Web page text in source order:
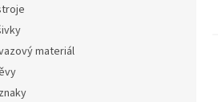
materiál